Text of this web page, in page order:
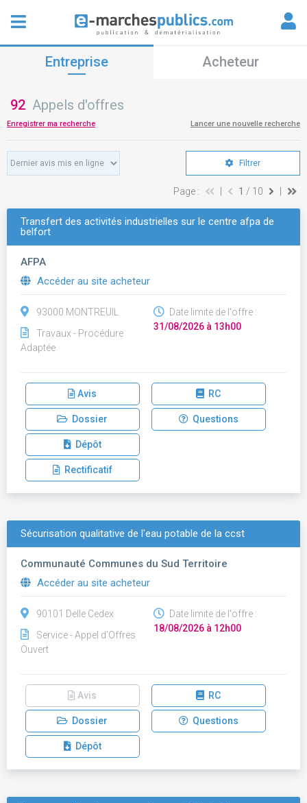
Entreprise Acheteur
92 Appels d'offres
Enregistrer ma recherche Lancer une nouvelle recherche
Filtrer
Page : 1 / 10
Transfert des activités industrielles sur le centre afpa de
belfort
AFPA
Accéder au site acheteur
93000 MONTREUIL
Travaux - Procédure
Adaptée
Date limite de l'offre :
31/08/2026 à 13h00
Avis RC
Dossier Questions
Dépôt
Rectificatif
Sécurisation qualitative de l'eau potable de la ccst
Communauté Communes du Sud Territoire
Accéder au site acheteur
90101 Delle Cedex
Service - Appel d'Offres
Ouvert
Date limite de l'offre :
18/08/2026 à 12h00
Avis RC
Dossier Questions
Dépôt